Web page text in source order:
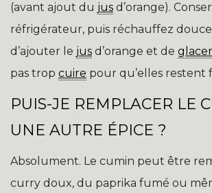
(avant ajout du jus d’orange).
réfrigérateur, puis réchauffez
d’ajouter le jus d’orange et de glacer
pas trop cuire pour qu’elles restent
PUIS-JE REMPLACER LE
UNE AUTRE ÉPICE ?
Absolument. Le cumin peut être
curry doux, du paprika fumé ou